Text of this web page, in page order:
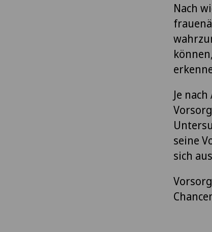
Nach
Je
seine
sich